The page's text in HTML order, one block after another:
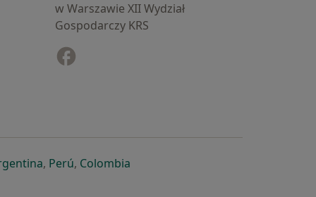
w Warszawie XII Wydział
Gospodarczy KRS
karcie
w nowej karcie
się w nowej karcie
otwiera się w nowej karcie
, Perúotwiera się w nowej karcie
, Colombiaotwiera się w nowej karcie